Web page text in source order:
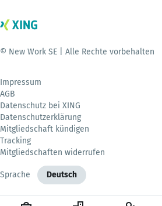
© New Work SE | Alle Rechte vorbehalten
Impressum
AGB
Datenschutz bei XING
Datenschutzerklärung
Mitgliedschaft kündigen
Tracking
Mitgliedschaften widerrufen
Sprache Deutsch